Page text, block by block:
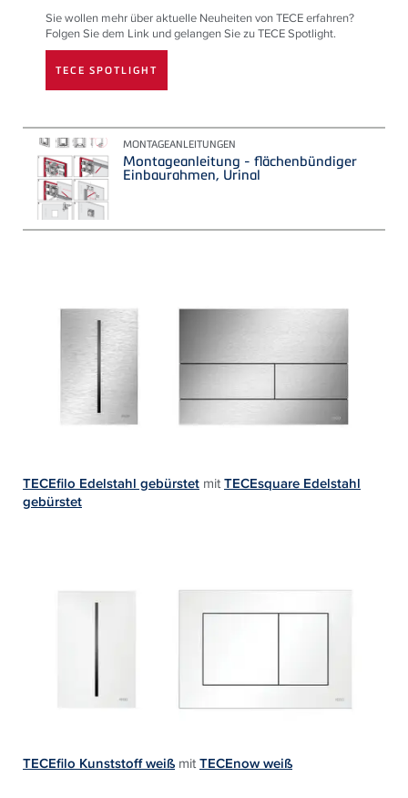
Sie wollen mehr über aktuelle Neuheiten von TECE erfahren?
Folgen Sie dem Link und gelangen Sie zu TECE Spotlight.
TECE SPOTLIGHT
MONTAGEANLEITUNGEN
Montageanleitung - flächenbündiger
Einbaurahmen, Urinal
TECEfilo Edelstahl gebürstet mitTECEsquare Edelstahl
gebürstet
TECEfilo Kunststoff weiß mitTECEnow weiß